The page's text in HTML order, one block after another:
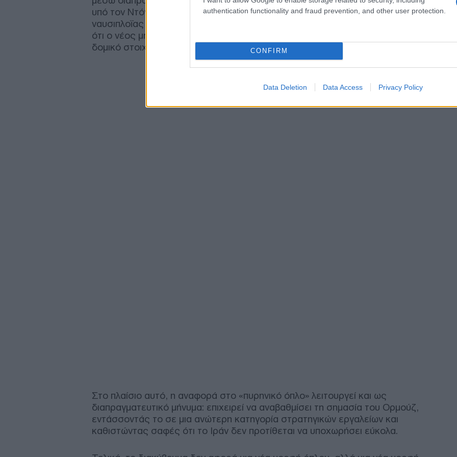
authentication functionality and fraud prevention, and other user protection.
CONFIRM
Data Deletion Data Access Privacy Policy
υπό τον Ντόναλντ Τραμπ— να ζητά την πλήρη επαναλειτουργία της
ναυσιπλοΐας χωρίς περιορισμούς ή τέλη. Η Τεχεράνη, αντίθετα, σηματοδοτεί
ότι ο νέος μηχανισμός ελέγχου δεν αποτελεί διαπραγματευτικό χαρτί, αλλά
δομικό στοιχείο της μεταπολεμικής τάξης.
Στο πλαίσιο αυτό, η αναφορά στο «πυρηνικό όπλο» λειτουργεί και ως
διαπραγματευτικό μήνυμα: επιχειρεί να αναβαθμίσει τη σημασία του Ορμούζ,
εντάσσοντάς το σε μια ανώτερη κατηγορία στρατηγικών εργαλείων και
καθιστώντας σαφές ότι το Ιράν δεν προτίθεται να υποχωρήσει εύκολα.
εν